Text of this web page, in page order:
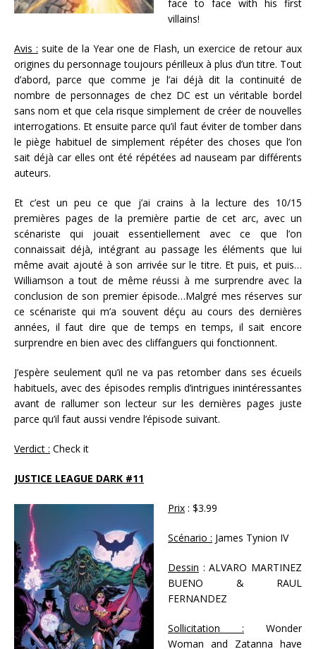
face to face with his first
villains!
Avis : suite de la Year one de Flash, un exercice de retour aux
origines du personnage toujours périlleux à plus d’un titre. Tout
d’abord, parce que comme je l’ai déjà dit la continuité de
nombre de personnages de chez DC est un véritable bordel
sans nom et que cela risque simplement de créer de nouvelles
interrogations. Et ensuite parce qu’il faut éviter de tomber dans
le piège habituel de simplement répéter des choses que l’on
sait déjà car elles ont été répétées ad nauseam par différents
auteurs.
Et c’est un peu ce que j’ai crains à la lecture des 10/15
premières pages de la première partie de cet arc, avec un
scénariste qui jouait essentiellement avec ce que l’on
connaissait déjà, intégrant au passage les éléments que lui
même avait ajouté à son arrivée sur le titre. Et puis, et puis…
Williamson a tout de même réussi à me surprendre avec la
conclusion de son premier épisode…Malgré mes réserves sur
ce scénariste qui m’a souvent déçu au cours des dernières
années, il faut dire que de temps en temps, il sait encore
surprendre en bien avec des cliffanguers qui fonctionnent.
J’espère seulement qu’il ne va pas retomber dans ses écueils
habituels, avec des épisodes remplis d’intrigues inintéressantes
avant de rallumer son lecteur sur les dernières pages juste
parce qu’il faut aussi vendre l’épisode suivant.
Verdict : Check it
JUSTICE LEAGUE DARK #11
Prix : $3.99
Scénario : James Tynion IV
Dessin : ALVARO MARTINEZ
BUENO & RAUL
FERNANDEZ
Sollicitation : Wonder
Woman and Zatanna have